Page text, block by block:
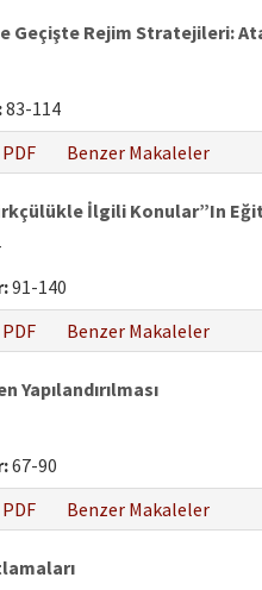
Rejim Stratejileri:
83-114
PDF Benzer Makaleler
İlgili Konular”In
91-140
PDF Benzer Makaleler
67-90
PDF Benzer Makaleler